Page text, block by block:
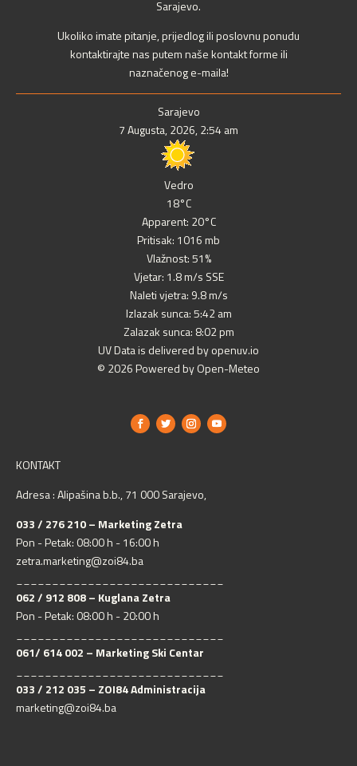
Sarajevo.
Ukoliko imate pitanje, prijedlog ili poslovnu ponudu
kontaktirajte nas putem naše kontakt forme ili
naznačenog e-maila!
Sarajevo
7 Augusta, 2026, 2:54 am
Vedro
18°C
Apparent: 20°C
Pritisak: 1016 mb
Vlažnost: 51%
Vjetar: 1.8 m/s SSE
Naleti vjetra: 9.8 m/s
Izlazak sunca: 5:42 am
Zalazak sunca: 8:02 pm
UV Data is delivered by openuv.io
© 2026 Powered by Open-Meteo
KONTAKT
Adresa : Alipašina b.b., 71 000 Sarajevo,
033 / 276 210 – Marketing Zetra
Pon - Petak: 08:00 h - 16:00 h
zetra.marketing@zoi84.ba
062 / 912 808 – Kuglana Zetra
Pon - Petak: 08:00 h - 20:00 h
061/ 614 002 – Marketing Ski Centar
033 / 212 035 – ZOI84 Administracija
marketing@zoi84.ba